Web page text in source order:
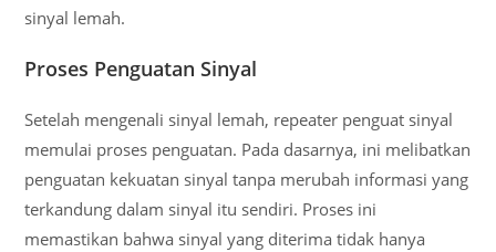
sinyal lemah.
Proses Penguatan Sinyal
Setelah mengenali sinyal lemah, repeater penguat sinyal
memulai proses penguatan. Pada dasarnya, ini melibatkan
penguatan kekuatan sinyal tanpa merubah informasi yang
terkandung dalam sinyal itu sendiri. Proses ini
memastikan bahwa sinyal yang diterima tidak hanya